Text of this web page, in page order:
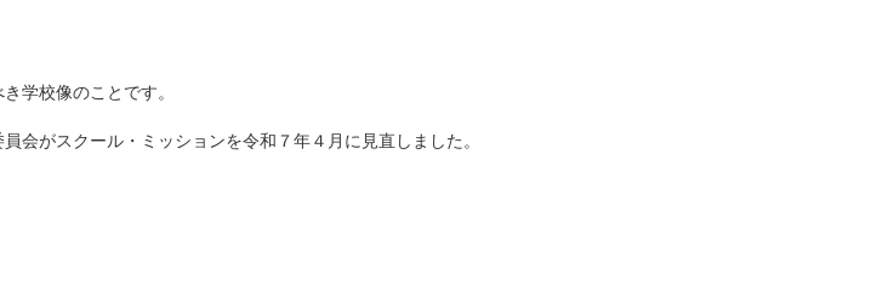
学校像のことです。
がスクール・ミッションを令和７年４月に見直しました。